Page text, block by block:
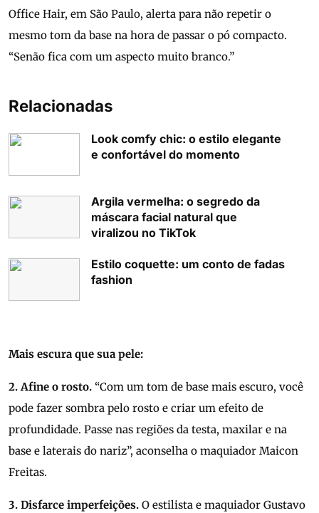
Office Hair, em São Paulo, alerta para não repetir o
mesmo tom da base na hora de passar o pó compacto.
“Senão fica com um aspecto muito branco.”
Relacionadas
Look comfy chic: o estilo elegante
e confortável do momento
Argila vermelha: o segredo da
máscara facial natural que
viralizou no TikTok
Estilo coquette: um conto de fadas
fashion
Mais escura que sua pele:
2. Afine o rosto. “Com um tom de base mais escuro, você
pode fazer sombra pelo rosto e criar um efeito de
profundidade. Passe nas regiões da testa, maxilar e na
base e laterais do nariz”, aconselha o maquiador Maicon
Freitas.
3. Disfarce imperfeições. O estilista e maquiador Gustavo